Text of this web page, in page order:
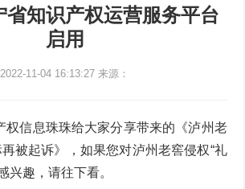
省知识产权运营服务平台
启用
2022-11-04 16:13:27 来源：
权信息珠珠给大家分享带来的《泸州老
再被起诉》，如果您对泸州老窖侵权“礼
兴趣，请往下看。